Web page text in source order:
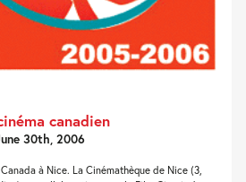
canadien
30th, 2006
à Nice. La Cinémathèque de Nice (3,